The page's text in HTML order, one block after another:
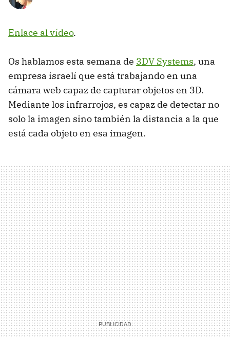
Enlace al vídeo.
Os hablamos esta semana de 3DV Systems, una
empresa israelí que está trabajando en una
cámara web capaz de capturar objetos en 3D.
Mediante los infrarrojos, es capaz de detectar no
solo la imagen sino también la distancia a la que
está cada objeto en esa imagen.